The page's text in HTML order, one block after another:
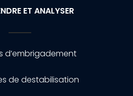
ET ANALYSER
d’embrigadement
de destabilisation